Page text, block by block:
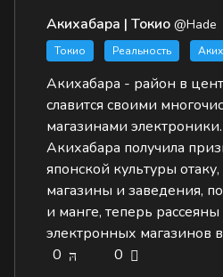
Акихабара | Токио @Hade
Токио Реальность
Акихабара - район в
славится своими
магазинами
Акихабара получила
японской культуры
магазины и заведения,
и манге, теперь
электронных магазинов
0
0